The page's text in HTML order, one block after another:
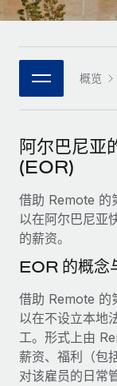
团队的内置
连接 新的
使用我们的
借助核心业
服务
咨询专家
简化候选人筛选
合规守望台
防范合规风险
企业
与我们携手合作
战略技术合
成为合作伙
Remote
人力资源术语表
核对表和模板
职位描述库
网络研讨会
活动
新闻室
薪金与人才洞察
洞察中心
获得支持
查看全部资源
博客
Italiano
Português
日本語
한국어
中文（简体）
概览
阿尔巴尼亚
(EOR)
借助 Remote 的
以在阿尔巴尼亚
的薪资。
EOR 的概念
借助 Remote 的
以在不设立本地
工。形式上由
薪资、福利（包
对该雇员的日常